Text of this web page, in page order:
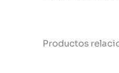
Productos